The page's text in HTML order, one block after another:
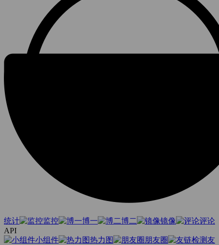
统计 监控 博一 博二 镜像
评论
API
小组件
热力图 朋友圈
友